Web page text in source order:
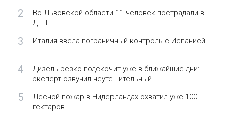
2
Во Львовской области 11 человек пострадали в
ДТП
3 Италия ввела пограничный контроль с Испанией
4
Дизель резко подскочит уже в ближайшие дни:
эксперт озвучил неутешительный ...
5
Лесной пожар в Нидерландах охватил уже 100
гектаров